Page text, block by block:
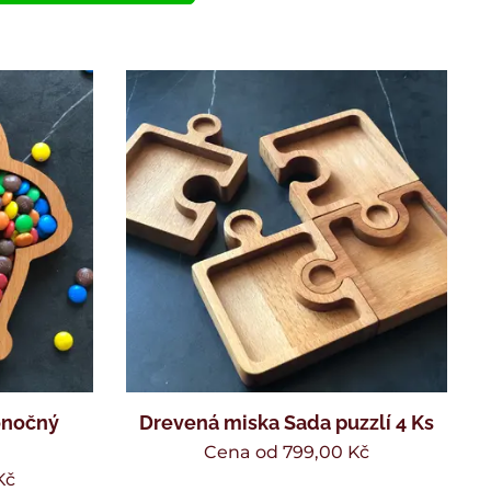
Drevená miska Sada puzzlí 4 Ks
Cena od 799,00 Kč